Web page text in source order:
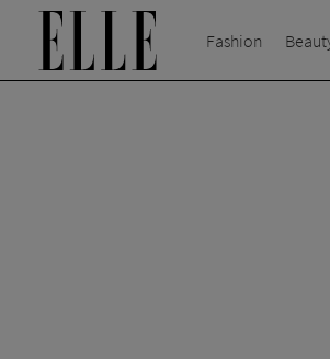
Fashion